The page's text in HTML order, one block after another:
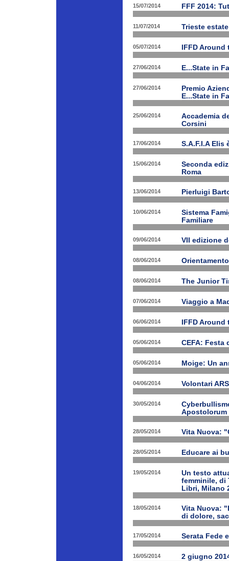
15/07/2014 FFF 2014:
11/07/2014 Trieste
05/07/2014 IFFD
27/06/2014 E...State in
27/06/2014
Premio
E...State in
25/06/2014
Accademia
Corsini
17/06/2014 S.A.F.I.A Elis
15/06/2014
Seconda
Roma
13/06/2014 Pierluigi
10/06/2014
Sistema
Familiare
09/06/2014 VII edizione
08/06/2014
08/06/2014 The Junior
07/06/2014 Viaggio a
06/06/2014 IFFD
05/06/2014 CEFA: Festa
05/06/2014 Moige: Un
04/06/2014 Volontari
30/05/2014
Apostolorum
28/05/2014 Vita Nuova:
28/05/2014 Educare ai
19/05/2014
Un testo
femminile, di
Libri, Milano
18/05/2014
Vita Nuova:
di dolore,
17/05/2014 Serata Fede
16/05/2014 2 giugno